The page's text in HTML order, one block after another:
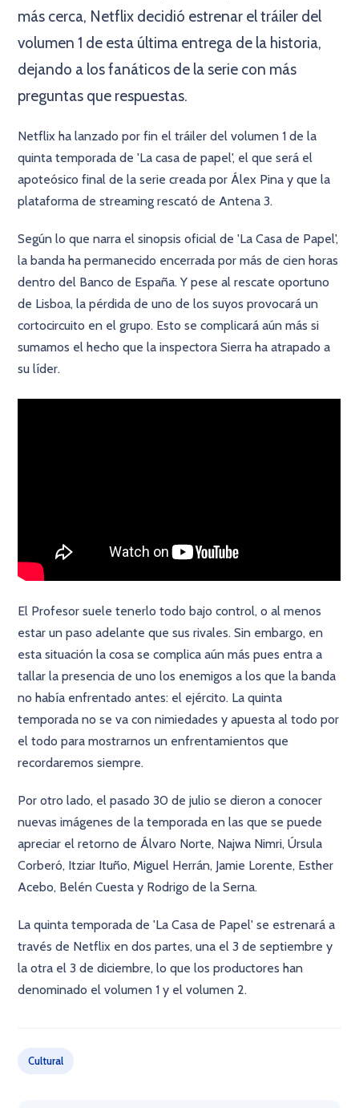
más cerca, Netflix decidió estrenar el tráiler del
volumen 1 de esta última entrega de la historia,
dejando a los fanáticos de la serie con más
preguntas que respuestas.
Netflix ha lanzado por fin el tráiler del volumen 1 de la
quinta temporada de 'La casa de papel', el que será el
apoteósico final de la serie creada por Álex Pina y que la
plataforma de streaming rescató de Antena 3.
Según lo que narra el sinopsis oficial de 'La Casa de Papel',
la banda ha permanecido encerrada por más de cien horas
dentro del Banco de España. Y pese al rescate oportuno
de Lisboa, la pérdida de uno de los suyos provocará un
cortocircuito en el grupo. Esto se complicará aún más si
sumamos el hecho que la inspectora Sierra ha atrapado a
su líder.
El Profesor suele tenerlo todo bajo control, o al menos
estar un paso adelante que sus rivales. Sin embargo, en
esta situación la cosa se complica aún más pues entra a
tallar la presencia de uno los enemigos a los que la banda
no había enfrentado antes: el ejército. La quinta
temporada no se va con nimiedades y apuesta al todo por
el todo para mostrarnos un enfrentamientos que
recordaremos siempre.
Por otro lado, el pasado 30 de julio se dieron a conocer
nuevas imágenes de la temporada en las que se puede
apreciar el retorno de Álvaro Norte, Najwa Nimri, Úrsula
Corberó, Itziar Ituño, Miguel Herrán, Jamie Lorente, Esther
Acebo, Belén Cuesta y Rodrigo de la Serna.
La quinta temporada de 'La Casa de Papel' se estrenará a
través de Netflix en dos partes, una el 3 de septiembre y
la otra el 3 de diciembre, lo que los productores han
denominado el volumen 1 y el volumen 2.
Cultural